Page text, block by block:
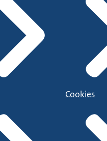
Cookies